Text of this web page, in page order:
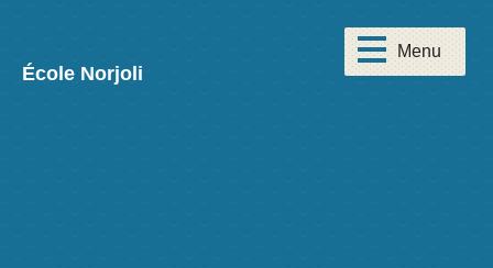
École Norjoli